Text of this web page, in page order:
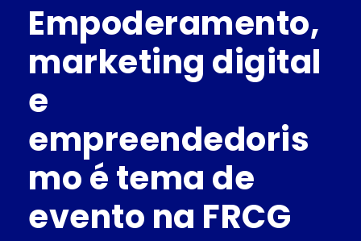
Empoderamento,
marketing digital
e
empreendedoris
mo é tema de
evento na FRCG